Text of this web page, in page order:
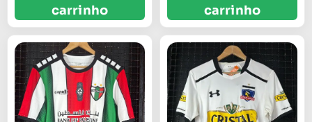
carrinho
carrinho